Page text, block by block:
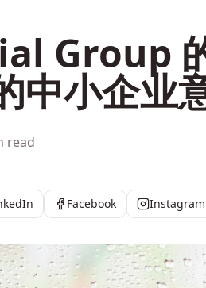
Group
中小企业
read
Facebook Instagram